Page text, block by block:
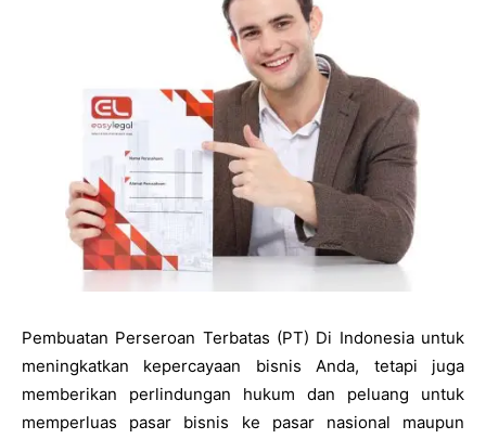
Pembuatan Perseroan Terbatas (PT) Di Indonesia untuk
meningkatkan kepercayaan bisnis Anda, tetapi juga
memberikan perlindungan hukum dan peluang untuk
memperluas pasar bisnis ke pasar nasional maupun